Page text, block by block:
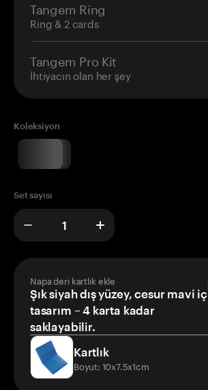
Tangem Ring
Ring & 2 cards
Tangem Pro Kit
İhtiyacın olan her şey
Koleksiyon
Set sayısı
Napa deri kartlık ekle
Şık siyah dış yüzey, cesur mavi iç
tasarım – 4 karta kadar
saklayabilir.
Kartlık
Boyut: 10x7.5x1cm